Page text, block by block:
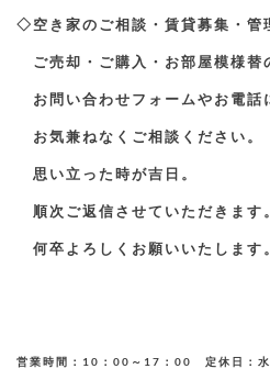
◇空き家のご相談・賃貸募集・管
ご売却・ご購入・お部屋模様替
お問い合わせフォームやお電話
お気兼ねなくご相談ください。
思い立った時が吉日。
​ 順次ご返信させていただきます。
何卒よろしくお願いいたします。
営業時間：10：00～17：00 定休日：水